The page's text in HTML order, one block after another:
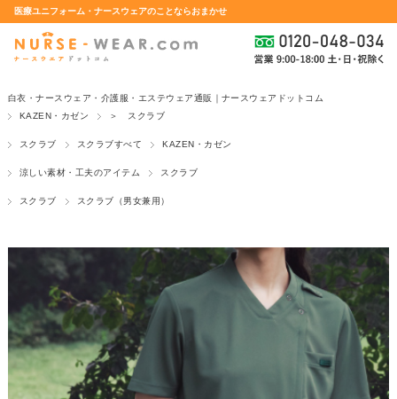
医療ユニフォーム・ナースウェアのことならおまかせ
白衣・ナースウェア・介護服・エステウェア通販｜ナースウェアドットコム
KAZEN・カゼン
＞ スクラブ
スクラブ スクラブすべて KAZEN・カゼン
涼しい素材・工夫のアイテム スクラブ
スクラブ スクラブ（男女兼用）